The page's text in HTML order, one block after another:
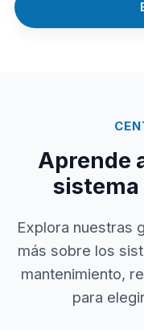
Aprende
Explora nuestras
más sobre los
mantenimiento,
para